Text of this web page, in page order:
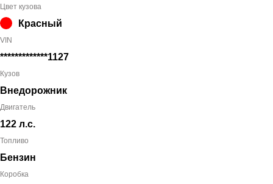
Цвет кузова
Красный
VIN
*************1127
Кузов
Внедорожник
Двигатель
122 л.с.
Топливо
Бензин
Коробка